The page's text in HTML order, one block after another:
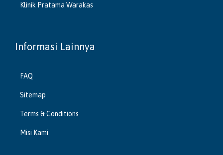
Klinik Pratama Warakas
Informasi Lainnya
FAQ
Sitemap
Terms & Conditions
Misi Kami